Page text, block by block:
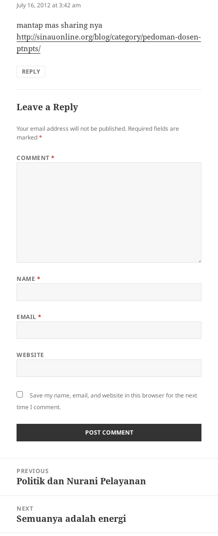
July 16, 2012 at 3:42 am
mantap mas sharing nya
http://sinauonline.org/blog/category/pedoman-dosen-
ptnpts/
REPLY
Leave a Reply
Your email address will not be published. Required fields are
marked*
COMMENT*
NAME *
EMAIL*
WEBSITE
Save my name, email, and website in this browser for the next
time I comment.
navigation
PREVIOUS
Previous
Politik dan Nurani Pelayanan
NEXT
Next
Semuanya adalah energi